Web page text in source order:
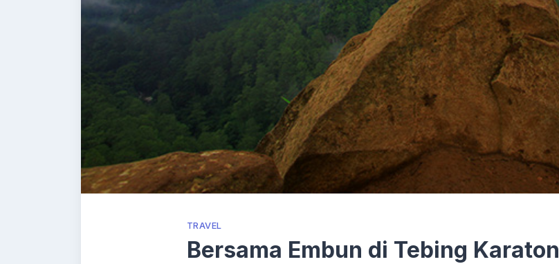
TRAVEL
Bersama Embun di Tebing Karaton